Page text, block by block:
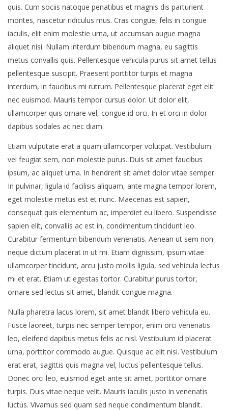
quis. Cum sociis natoque penatibus et magnis dis parturient
montes, nascetur ridiculus mus. Cras congue, felis in congue
iaculis, elit enim molestie urna, ut accumsan augue magna
aliquet nisi. Nullam interdum bibendum magna, eu sagittis
metus convallis quis. Pellentesque vehicula purus sit amet tellus
pellentesque suscipit. Praesent porttitor turpis et magna
interdum, in faucibus mi rutrum. Pellentesque placerat eget elit
nec euismod. Mauris tempor cursus dolor. Ut dolor elit,
ullamcorper quis ornare vel, congue id orci. In et orci in dolor
dapibus sodales ac nec diam.
Etiam vulputate erat a quam ullamcorper volutpat. Vestibulum
vel feugiat sem, non molestie purus. Duis sit amet faucibus
ipsum, ac aliquet urna. In hendrerit sit amet dolor vitae semper.
In pulvinar, ligula id facilisis aliquam, ante magna tempor lorem,
eget molestie metus est et nunc. Maecenas est sapien,
consequat quis elementum ac, imperdiet eu libero. Suspendisse
sapien elit, convallis ac est in, condimentum tincidunt leo.
Curabitur fermentum bibendum venenatis. Aenean ut sem non
neque dictum placerat in ut mi. Etiam dignissim, ipsum vitae
ullamcorper tincidunt, arcu justo mollis ligula, sed vehicula lectus
mi et erat. Etiam ut egestas tortor. Curabitur purus tortor,
ornare sed lectus sit amet, blandit congue magna.
Nulla pharetra lacus lorem, sit amet blandit libero vehicula eu.
Fusce laoreet, turpis nec semper tempor, enim orci venenatis
leo, eleifend dapibus metus felis ac nisl. Vestibulum id placerat
urna, porttitor commodo augue. Quisque ac elit nisi. Vestibulum
erat erat, sagittis quis magna vel, luctus pellentesque tellus.
Donec orci leo, euismod eget ante sit amet, porttitor ornare
turpis. Duis vitae neque velit. Mauris iaculis justo in venenatis
luctus. Vivamus sed quam sed neque condimentum blandit.